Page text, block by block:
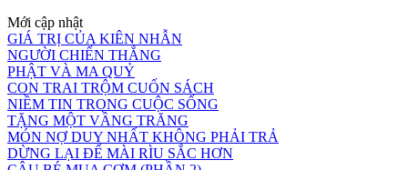
Mới cập nhật
GIÁ TRỊ CỦA KIÊN NHẪN
NGƯỜI CHIẾN THẮNG
PHẬT VÀ MA QUỶ
CON TRAI TRỘM CUỐN SÁCH
NIỀM TIN TRONG CUỘC SỐNG
TẶNG MỘT VẦNG TRĂNG
MÓN NỢ DUY NHẤT KHÔNG PHẢI TRẢ
DỪNG LẠI ĐỂ MÀI RÌU SẮC HƠN